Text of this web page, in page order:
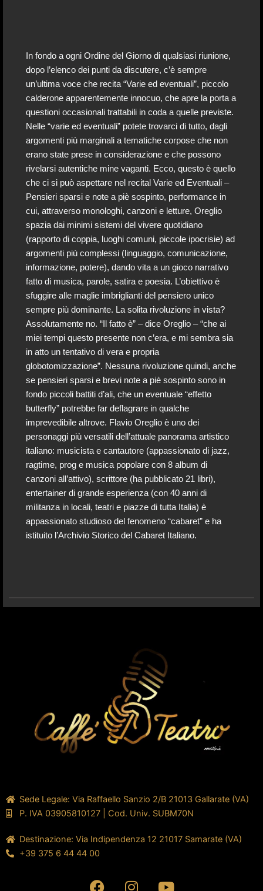
In fondo a ogni Ordine del Giorno di qualsiasi riunione,
dopo l’elenco dei punti da discutere, c’è sempre
un’ultima voce che recita “Varie ed eventuali”, piccolo
calderone apparentemente innocuo, che apre la porta a
questioni occasionali trattabili in coda a quelle previste.
Nelle “varie ed eventuali” potete trovarci di tutto, dagli
argomenti più marginali a tematiche corpose che non
erano state prese in considerazione e che possono
rivelarsi autentiche mine vaganti. Ecco, questo è quello
che ci si può aspettare nel recital Varie ed Eventuali –
Pensieri sparsi e note a piè sospinto, performance in
cui, attraverso monologhi, canzoni e letture, Oreglio
spazia dai minimi sistemi del vivere quotidiano
(rapporto di coppia, luoghi comuni, piccole ipocrisie) ad
argomenti più complessi (linguaggio, comunicazione,
informazione, potere), dando vita a un gioco narrativo
fatto di musica, parole, satira e poesia. L’obiettivo è
sfuggire alle maglie imbriglianti del pensiero unico
sempre più dominante. La solita rivoluzione in vista?
Assolutamente no. “Il fatto è” – dice Oreglio – “che ai
miei tempi questo presente non c’era, e mi sembra sia
in atto un tentativo di vera e propria
globotomizzazione”. Nessuna rivoluzione quindi, anche
se pensieri sparsi e brevi note a piè sospinto sono in
fondo piccoli battiti d’ali, che un eventuale “effetto
butterfly” potrebbe far deflagrare in qualche
imprevedibile altrove. Flavio Oreglio è uno dei
personaggi più versatili dell’attuale panorama artistico
italiano: musicista e cantautore (appassionato di jazz,
ragtime, prog e musica popolare con 8 album di
canzoni all’attivo), scrittore (ha pubblicato 21 libri),
entertainer di grande esperienza (con 40 anni di
militanza in locali, teatri e piazze di tutta Italia) è
appassionato studioso del fenomeno “cabaret” e ha
istituito l’Archivio Storico del Cabaret Italiano.
Sede Legale: Via Raffaello Sanzio 2/B 21013 Gallarate (VA)
P. IVA 03905810127 | Cod. Univ. SUBM70N
Destinazione: Via Indipendenza 12 21017 Samarate (VA)
+39 375 6 44 44 00
F
I
Y